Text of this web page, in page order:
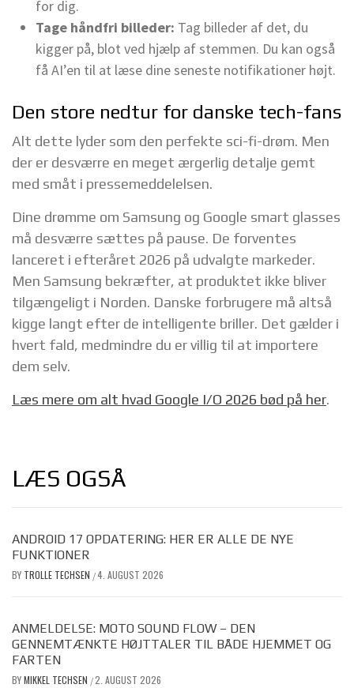
for dig.
Tage håndfri billeder: Tag billeder af det, du
kigger på, blot ved hjælp af stemmen. Du kan også
få AI’en til at læse dine seneste notifikationer højt.
Den store nedtur for danske tech-fans
Alt dette lyder som den perfekte sci-fi-drøm. Men
der er desværre en meget ærgerlig detalje gemt
med småt i pressemeddelelsen.
Dine drømme om Samsung og Google smart glasses
må desværre sættes på pause. De forventes
lanceret i efteråret 2026 på udvalgte markeder.
Men Samsung bekræfter, at produktet ikke bliver
tilgængeligt i Norden. Danske forbrugere må altså
kigge langt efter de intelligente briller. Det gælder i
hvert fald, medmindre du er villig til at importere
dem selv.
Læs mere om alt hvad Google I/O 2026 bød på her.
LÆS OGSÅ
ANDROID 17 OPDATERING: HER ER ALLE DE NYE
FUNKTIONER
BY TROLLE TECHSEN /4. AUGUST 2026
ANMELDELSE: MOTO SOUND FLOW – DEN
GENNEMTÆNKTE HØJTTALER TIL BÅDE HJEMMET OG
FARTEN
BYMIKKEL TECHSEN /2. AUGUST 2026